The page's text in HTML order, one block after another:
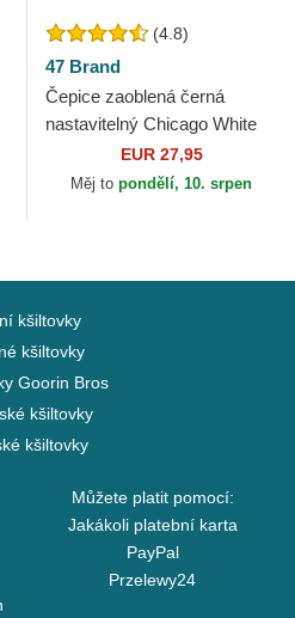
(4.8)
47 Brand
Čepice zaoblená černá
nastavitelný Chicago White
Sox MLB 47 Brand
EUR 27,95
Měj to pondělí, 10. srpen
kšiltovky
kšiltovky
Goorin Bros
kšiltovky
kšiltovky
Můžete platit pomocí:
Jakákoli platební karta
PayPal
Przelewy24